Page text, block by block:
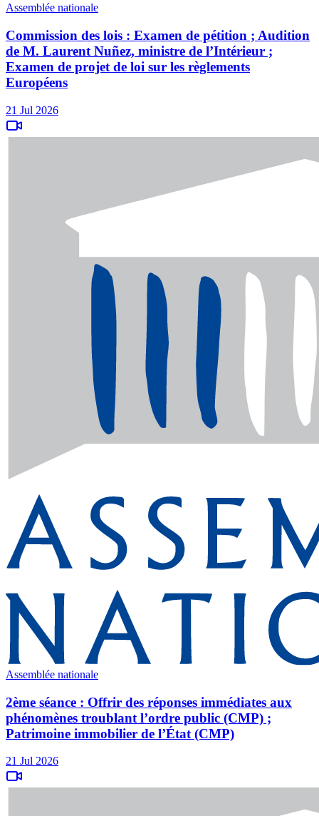
Assemblée nationale
Commission des lois : Examen de pétition ; Audition
de M. Laurent Nuñez, ministre de l’Intérieur ;
Examen de projet de loi sur les règlements
Européens
21 Jul 2026
Assemblée nationale
2ème séance : Offrir des réponses immédiates aux
phénomènes troublant l’ordre public (CMP) ;
Patrimoine immobilier de l’État (CMP)
21 Jul 2026